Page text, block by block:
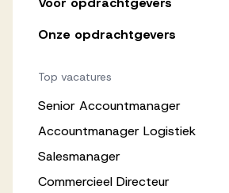
Onze opdrachtgevers
Top vacatures
Senior Accountmanager
Accountmanager Logistiek
Salesmanager
Commercieel Directeur